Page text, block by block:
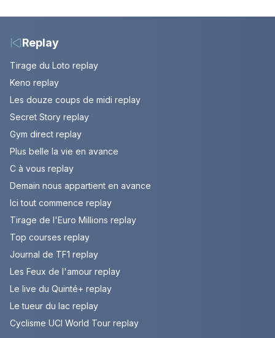
Vollering remporte son
aux Championnats
Replay
Tirage du Loto replay
Keno replay
Les douze coups de midi replay
Secret Story replay
Gym direct replay
Plus belle la vie en avance
C à vous replay
Demain nous appartient en avance
Ici tout commence replay
Tirage de l'Euro Millions replay
Top courses replay
Journal de TF1 replay
Les Feux de l'amour replay
Le live du Quinté+ replay
Le tueur du lac replay
Cyclisme UCI World Tour replay